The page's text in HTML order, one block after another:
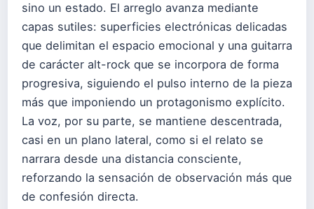
sino un estado. El arreglo avanza mediante
capas sutiles: superficies electrónicas delicadas
que delimitan el espacio emocional y una guitarra
de carácter alt-rock que se incorpora de forma
progresiva, siguiendo el pulso interno de la pieza
más que imponiendo un protagonismo explícito.
La voz, por su parte, se mantiene descentrada,
casi en un plano lateral, como si el relato se
narrara desde una distancia consciente,
reforzando la sensación de observación más que
de confesión directa.